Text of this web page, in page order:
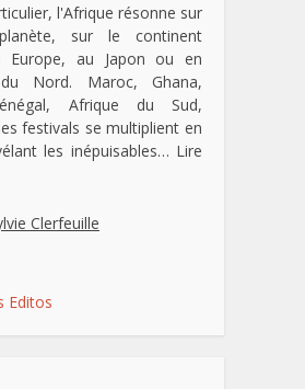
l'Afrique résonne sur
sur le continent
Europe, au Japon ou en
Nord. Maroc, Ghana,
Afrique du Sud,
festivals se multiplient en
les inépuisables… Lire
Clerfeuille
Editos